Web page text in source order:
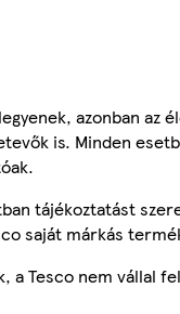
azonban az
is. Minden
tájékoztatást
saját márkás
Tesco nem vállal